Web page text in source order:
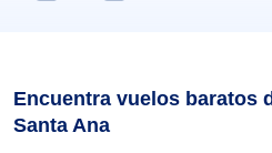
Encuentra vuelos baratos
Santa Ana